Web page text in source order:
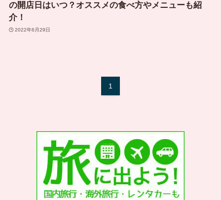
の開店日はいつ？オススメの食べ方やメニューも紹
介！
2022年6月29日
1